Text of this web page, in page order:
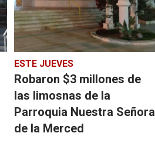
ESTE JUEVES
Robaron $3 millones de
las limosnas de la
Parroquia Nuestra Señora
de la Merced